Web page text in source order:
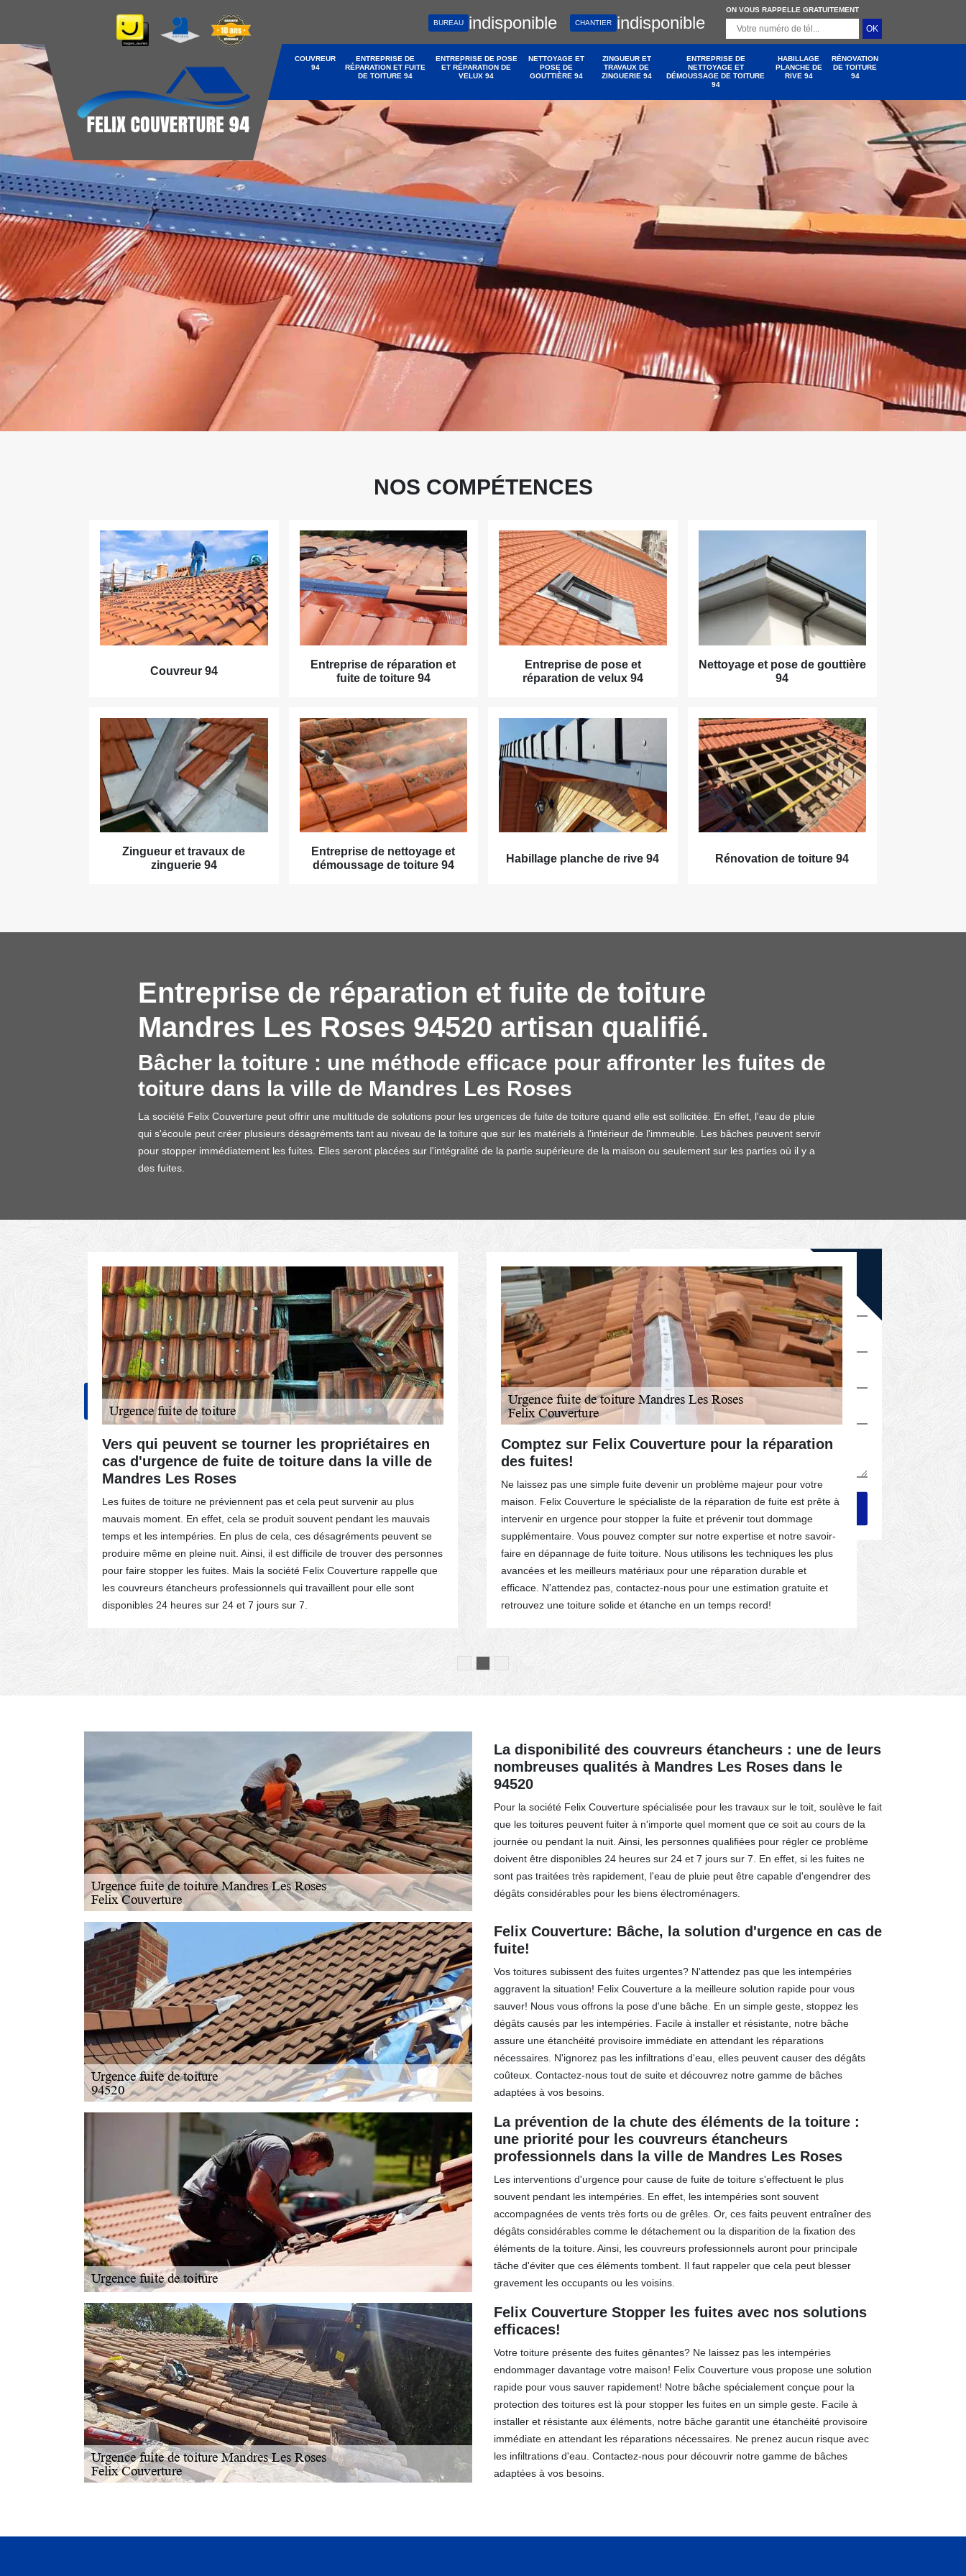
BUREAU indisponible CHANTIER indisponible
ON VOUS RAPPELLE GRATUITEMENT
COUVREUR
94
ENTREPRISE DE
RÉPARATION ET FUITE
DE TOITURE 94
ENTREPRISE DE POSE
ET RÉPARATION DE
VELUX 94
NETTOYAGE ET
POSE DE
GOUTTIÈRE 94
ZINGUEUR ET
TRAVAUX DE
ZINGUERIE 94
ENTREPRISE DE
NETTOYAGE ET
DÉMOUSSAGE DE TOITURE
94
HABILLAGE
PLANCHE DE
RIVE 94
RÉNOVATION
DE TOITURE
94
NOS RÉALISATIONS CONTACTEZ-NOUS
DEVIS GRATUIT
NOS COMPÉTENCES
Couvreur 94
Entreprise de réparation et
fuite de toiture 94
Entreprise de pose et
réparation de velux 94
Nettoyage et pose de gouttière
94
Zingueur et travaux de
zinguerie 94
Entreprise de nettoyage et
démoussage de toiture 94
Habillage planche de rive 94 Rénovation de toiture 94
Entreprise de réparation et fuite de toiture
Mandres Les Roses 94520 artisan qualifié.
Bâcher la toiture : une méthode efficace pour affronter les fuites de
toiture dans la ville de Mandres Les Roses
La société Felix Couverture peut offrir une multitude de solutions pour les urgences de fuite de toiture quand elle est sollicitée. En effet, l'eau de pluie
qui s'écoule peut créer plusieurs désagréments tant au niveau de la toiture que sur les matériels à l'intérieur de l'immeuble. Les bâches peuvent servir
pour stopper immédiatement les fuites. Elles seront placées sur l'intégralité de la partie supérieure de la maison ou seulement sur les parties où il y a
des fuites.
Vers qui peuvent se tourner les propriétaires en
cas d'urgence de fuite de toiture dans la ville de
Mandres Les Roses
Les fuites de toiture ne préviennent pas et cela peut survenir au plus
mauvais moment. En effet, cela se produit souvent pendant les mauvais
temps et les intempéries. En plus de cela, ces désagréments peuvent se
produire même en pleine nuit. Ainsi, il est difficile de trouver des personnes
pour faire stopper les fuites. Mais la société Felix Couverture rappelle que
les couvreurs étancheurs professionnels qui travaillent pour elle sont
disponibles 24 heures sur 24 et 7 jours sur 7.
Comptez sur Felix Couverture pour la réparation
des fuites!
Ne laissez pas une simple fuite devenir un problème majeur pour votre
maison. Felix Couverture le spécialiste de la réparation de fuite est prête à
intervenir en urgence pour stopper la fuite et prévenir tout dommage
supplémentaire. Vous pouvez compter sur notre expertise et notre savoir-
faire en dépannage de fuite toiture. Nous utilisons les techniques les plus
avancées et les meilleurs matériaux pour une réparation durable et
efficace. N'attendez pas, contactez-nous pour une estimation gratuite et
retrouvez une toiture solide et étanche en un temps record!
Les
La société
toits expose
à tout
effet, il s'agit
moment.
pour mener
et les outils
La disponibilité des couvreurs étancheurs : une de leurs
nombreuses qualités à Mandres Les Roses dans le
94520
Pour la société Felix Couverture spécialisée pour les travaux sur le toit, soulève le fait
que les toitures peuvent fuiter à n'importe quel moment que ce soit au cours de la
journée ou pendant la nuit. Ainsi, les personnes qualifiées pour régler ce problème
doivent être disponibles 24 heures sur 24 et 7 jours sur 7. En effet, si les fuites ne
sont pas traitées très rapidement, l'eau de pluie peut être capable d'engendrer des
dégâts considérables pour les biens électroménagers.
Felix Couverture: Bâche, la solution d'urgence en cas de
fuite!
Vos toitures subissent des fuites urgentes? N'attendez pas que les intempéries
aggravent la situation! Felix Couverture a la meilleure solution rapide pour vous
sauver! Nous vous offrons la pose d'une bâche. En un simple geste, stoppez les
dégâts causés par les intempéries. Facile à installer et résistante, notre bâche
assure une étanchéité provisoire immédiate en attendant les réparations
nécessaires. N'ignorez pas les infiltrations d'eau, elles peuvent causer des dégâts
coûteux. Contactez-nous tout de suite et découvrez notre gamme de bâches
adaptées à vos besoins.
La prévention de la chute des éléments de la toiture :
une priorité pour les couvreurs étancheurs
professionnels dans la ville de Mandres Les Roses
Les interventions d'urgence pour cause de fuite de toiture s'effectuent le plus
souvent pendant les intempéries. En effet, les intempéries sont souvent
accompagnées de vents très forts ou de grêles. Or, ces faits peuvent entraîner des
dégâts considérables comme le détachement ou la disparition de la fixation des
éléments de la toiture. Ainsi, les couvreurs professionnels auront pour principale
tâche d'éviter que ces éléments tombent. Il faut rappeler que cela peut blesser
gravement les occupants ou les voisins.
Felix Couverture Stopper les fuites avec nos solutions
efficaces!
Votre toiture présente des fuites gênantes? Ne laissez pas les intempéries
endommager davantage votre maison! Felix Couverture vous propose une solution
rapide pour vous sauver rapidement! Notre bâche spécialement conçue pour la
protection des toitures est là pour stopper les fuites en un simple geste. Facile à
installer et résistante aux éléments, notre bâche garantit une étanchéité provisoire
immédiate en attendant les réparations nécessaires. Ne prenez aucun risque avec
les infiltrations d'eau. Contactez-nous pour découvrir notre gamme de bâches
adaptées à vos besoins.